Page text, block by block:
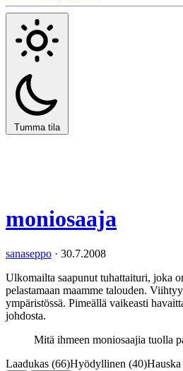
Tumma tila
moniosaaja
sanaseppo · 30.7.2008
Ulkomailta saapunut tuhattaituri, joka
pelastamaan maamme talouden.
ympäristössä. Pimeällä vaikeasti
johdosta.
Mitä ihmeen moniosaajia tuolla
Laadukas (66)Hyödyllinen (40)